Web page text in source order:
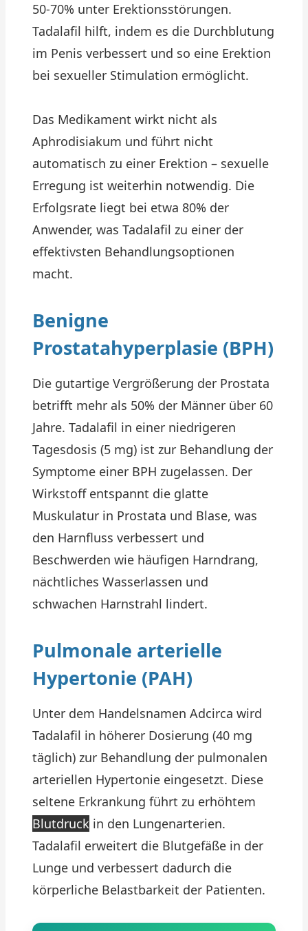
50-70% unter Erektionsstörungen.
Tadalafil hilft, indem es die Durchblutung
im Penis verbessert und so eine Erektion
bei sexueller Stimulation ermöglicht.
Das Medikament wirkt nicht als
Aphrodisiakum und führt nicht
automatisch zu einer Erektion – sexuelle
Erregung ist weiterhin notwendig. Die
Erfolgsrate liegt bei etwa 80% der
Anwender, was Tadalafil zu einer der
effektivsten Behandlungsoptionen
macht.
Benigne
Prostatahyperplasie (BPH)
Die gutartige Vergrößerung der Prostata
betrifft mehr als 50% der Männer über 60
Jahre. Tadalafil in einer niedrigeren
Tagesdosis (5 mg) ist zur Behandlung der
Symptome einer BPH zugelassen. Der
Wirkstoff entspannt die glatte
Muskulatur in Prostata und Blase, was
den Harnfluss verbessert und
Beschwerden wie häufigen Harndrang,
nächtliches Wasserlassen und
schwachen Harnstrahl lindert.
Pulmonale arterielle
Hypertonie (PAH)
Unter dem Handelsnamen Adcirca wird
Tadalafil in höherer Dosierung (40 mg
täglich) zur Behandlung der pulmonalen
arteriellen Hypertonie eingesetzt. Diese
seltene Erkrankung führt zu erhöhtem
Blutdruck in den Lungenarterien.
Tadalafil erweitert die Blutgefäße in der
Lunge und verbessert dadurch die
körperliche Belastbarkeit der Patienten.